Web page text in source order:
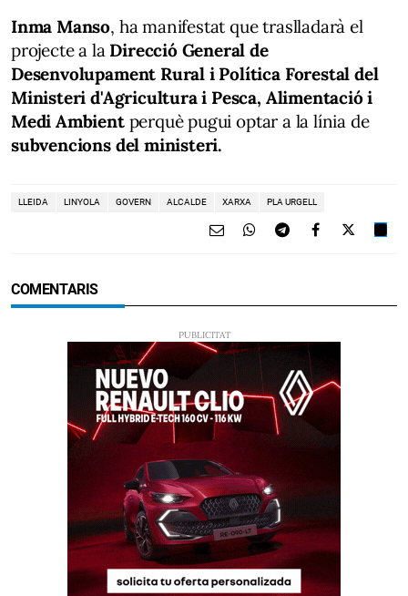
Inma Manso, ha manifestat que traslladarà el
projecte a laDirecció General de
Desenvolupament Rural i Política Forestal del
Ministeri d'Agricultura i Pesca, Alimentació i
Medi Ambientperquè pugui optar a la línia de
subvencions del ministeri.
LLEIDA LINYOLA GOVERN ALCALDE XARXA PLA URGELL
COMENTARIS